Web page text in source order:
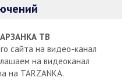
ТВ
сайта на видео-канал
на видеоканал
на TARZANKA.